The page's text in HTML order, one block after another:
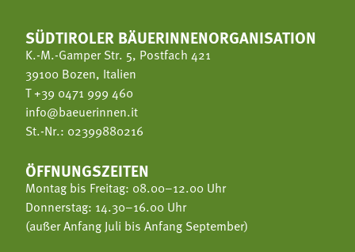
SÜDTIROLER BÄUERINNENORGANISATION
K.-M.-Gamper Str. 5, Postfach 421
39100 Bozen, Italien
T+39 0471 999 460
info@baeuerinnen.it
St.-Nr.: 02399880216
ÖFFNUNGSZEITEN
Montag bis Freitag: 08.00–12.00 Uhr
Donnerstag: 14.30–16.00 Uhr
(außer Anfang Juli bis Anfang September)